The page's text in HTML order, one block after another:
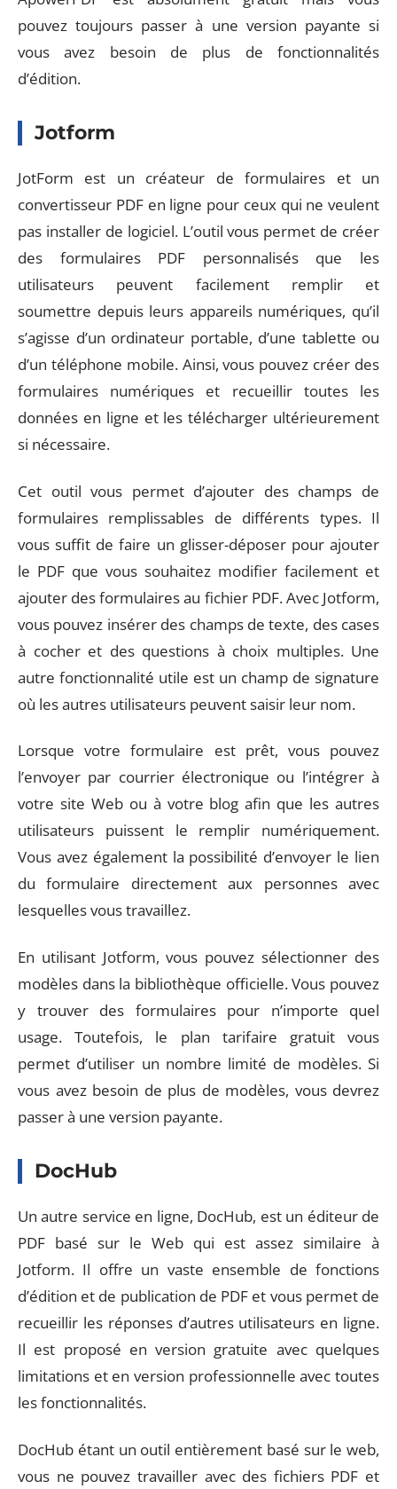
pouvez toujours passer à une version payante si
vous avez besoin de plus de fonctionnalités
d’édition.
Jotform
JotForm est un créateur de formulaires et un
convertisseur PDF en ligne pour ceux qui ne veulent
pas installer de logiciel. L’outil vous permet de créer
des formulaires PDF personnalisés que les
utilisateurs peuvent facilement remplir et
soumettre depuis leurs appareils numériques, qu’il
s’agisse d’un ordinateur portable, d’une tablette ou
d’un téléphone mobile. Ainsi, vous pouvez créer des
formulaires numériques et recueillir toutes les
données en ligne et les télécharger ultérieurement
si nécessaire.
Cet outil vous permet d’ajouter des champs de
formulaires remplissables de différents types. Il
vous suffit de faire un glisser-déposer pour ajouter
le PDF que vous souhaitez modifier facilement et
ajouter des formulaires au fichier PDF. Avec Jotform,
vous pouvez insérer des champs de texte, des cases
à cocher et des questions à choix multiples. Une
autre fonctionnalité utile est un champ de signature
où les autres utilisateurs peuvent saisir leur nom.
Lorsque votre formulaire est prêt, vous pouvez
l’envoyer par courrier électronique ou l’intégrer à
votre site Web ou à votre blog afin que les autres
utilisateurs puissent le remplir numériquement.
Vous avez également la possibilité d’envoyer le lien
du formulaire directement aux personnes avec
lesquelles vous travaillez.
En utilisant Jotform, vous pouvez sélectionner des
modèles dans la bibliothèque officielle. Vous pouvez
y trouver des formulaires pour n’importe quel
usage. Toutefois, le plan tarifaire gratuit vous
permet d’utiliser un nombre limité de modèles. Si
vous avez besoin de plus de modèles, vous devrez
passer à une version payante.
DocHub
Un autre service en ligne, DocHub, est un éditeur de
PDF basé sur le Web qui est assez similaire à
Jotform. Il offre un vaste ensemble de fonctions
d’édition et de publication de PDF et vous permet de
recueillir les réponses d’autres utilisateurs en ligne.
Il est proposé en version gratuite avec quelques
limitations et en version professionnelle avec toutes
les fonctionnalités.
DocHub étant un outil entièrement basé sur le web,
vous ne pouvez travailler avec des fichiers PDF et